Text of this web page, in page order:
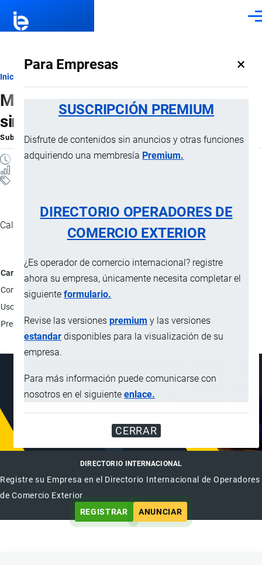
Para Empresas ×
SUSCRIPCIÓN PREMIUM
Disfrute de contenidos sin anuncios y otras funciones
adquiriendo una membresía Premium.
DIRECTORIO OPERADORES DE
COMERCIO EXTERIOR
¿Es operador de comercio internacional? registre
ahora su empresa, únicamente necesita completar el
siguienteformulario.
Revise las versionespremium y las versiones
estandar disponibles para la visualización de su
empresa.
Para más información puede comunicarse con
nosotros en el siguienteenlace.
CERRAR
Ruta
de
navegación
Inicio
Medias antideslizantes de fibras
sintéticas
Subpartida ArancelariaporImportaciones …, 14 Abril, 2025
1 MINUTO
Calcetines antideslizantes, hasta los tobillos.
Característica
Descripción
Composición
Tejido de punto: 97% poliéster; y 3% spandex.
Uso
Presentación
500 medias en una bolsa.
DIRECTORIO INTERNACIONAL
Registre su Empresa en el Directorio Internacional de Operadores
de Comercio Exterior
REGISTRAR
ANUNCIAR